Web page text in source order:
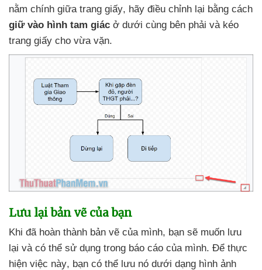
nằm chính giữa trang giấy, hãy điều chỉnh lại bằng cách
giữ vào hình tam giác ở dưới cùng bên phải và kéo
trang giấy cho vừa vặn.
Lưu lại bản vẽ của bạn
Khi đã hoàn thành bản vẽ của mình, bạn sẽ muốn lưu
lại và có thể sử dụng trong báo cáo của mình. Để thực
hiện việc này, bạn có thể lưu nó dưới dạng hình ảnh